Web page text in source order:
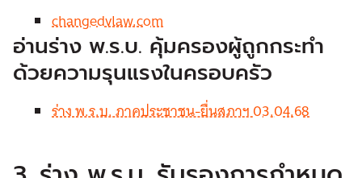
changedvlaw.com
อ่านร่าง พ.ร.บ. คุ้มครองผู้ถูกกระทำ
ด้วยความรุนแรงในครอบครัว
ร่าง พ.ร.บ. ภาคประชาชน-ยื่นสภาฯ 03.04.68